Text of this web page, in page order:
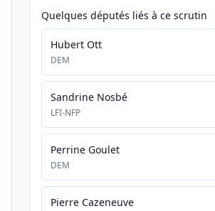
Quelques députés liés à ce scrutin
Hubert Ott
DEM
Sandrine Nosbé
LFI-NFP
Perrine Goulet
DEM
Pierre Cazeneuve